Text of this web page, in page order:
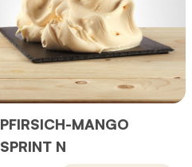
PFIRSICH-MANGO
SPRINT N